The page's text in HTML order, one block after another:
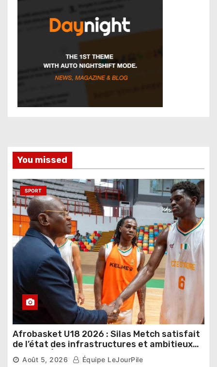
You missed
SPORT
Afrobasket U18 2026 : Silas Metch satisfait
de l’état des infrastructures et ambitieux
pour les Éléphants
Août 5, 2026 Équipe LeJourPile